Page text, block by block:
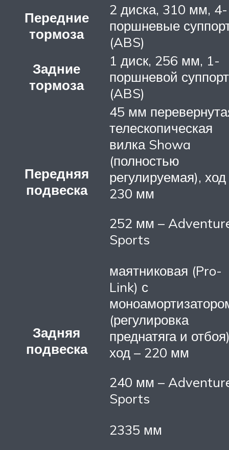
Передние
тормоза
2 диска, 310 мм, 4-
поршневые
(ABS)
Задние
тормоза
1 диск, 256 мм, 1-
поршневой суппорт
(ABS)
Передняя
подвеска
45 мм
телескопическая
вилка Showa
(полностью
регулируемая), ход
230 мм
252 мм –
Sports
Задняя
подвеска
маятниковая (Pro-
Link) с
(регулировка
преднатяга и
ход – 220 мм
240 мм –
Sports
2335 мм